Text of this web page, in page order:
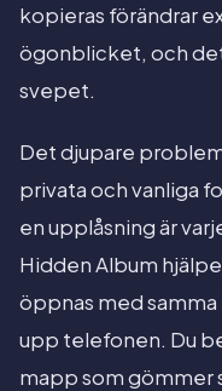
kopieras förändrar
ögonblicket, och
svepet.
Det djupare
privata och vanliga
en upplåsning är
Hidden Album
öppnas med
upp telefonen. Du
mapp som gömmer